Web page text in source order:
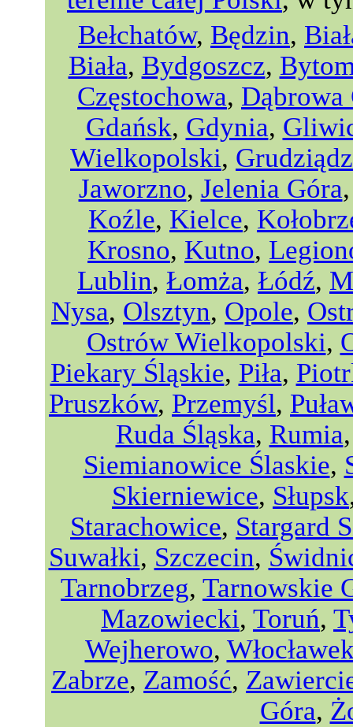
Bełchatów, Będzin,
Biała, Bydgoszcz,
Częstochowa, Dąbrowa
Gdańsk, Gdynia,
Wielkopolski, Grudziądz
Jaworzno, Jelenia Góra
Koźle, Kielce,
Krosno, Kutno,
Lublin, Łomża, Łódź,
Nysa, Olsztyn, Opole,
Ostrów Wielkopolski,
Piekary Śląskie, Piła,
Pruszków, Przemyśl,
Ruda Śląska, Rumia
Siemianowice Ślaskie,
Skierniewice, Słupsk
Starachowice, Stargard
Suwałki, Szczecin,
Tarnobrzeg, Tarnowskie
Mazowiecki, Toruń,
Wejherowo,
Zabrze, Zamość,
Góra,